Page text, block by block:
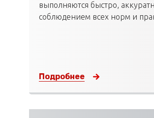
выполняются быстро,
соблюдением всех норм и
Подробнее